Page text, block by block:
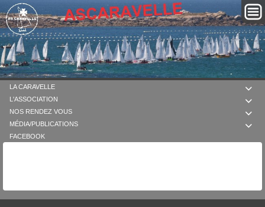

LA CARAVELLE

L'ASSOCIATION

NOS RENDEZ VOUS

MÉDIA/PUBLICATIONS
FACEBOOK